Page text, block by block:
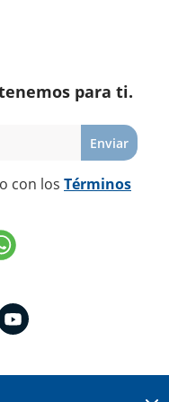
para ti.
Enviar
con los Términos